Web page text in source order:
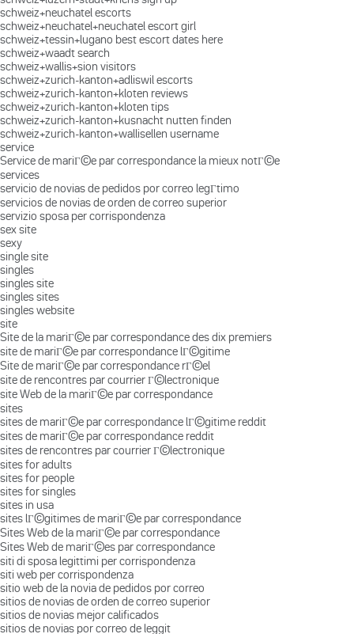
schweiz+neuchatel escorts
schweiz+neuchatel+neuchatel escort girl
schweiz+tessin+lugano best escort dates here
schweiz+waadt search
schweiz+wallis+sion visitors
schweiz+zurich-kanton+adliswil escorts
schweiz+zurich-kanton+kloten reviews
schweiz+zurich-kanton+kloten tips
schweiz+zurich-kanton+kusnacht nutten finden
schweiz+zurich-kanton+wallisellen username
service
Service de mariГ©e par correspondance la mieux notГ©e
services
servicio de novias de pedidos por correo legГ­timo
servicios de novias de orden de correo superior
servizio sposa per corrispondenza
sex site
sexy
single site
singles
singles site
singles sites
singles website
site
Site de la mariГ©e par correspondance des dix premiers
site de mariГ©e par correspondance lГ©gitime
Site de mariГ©e par correspondance rГ©el
site de rencontres par courrier Г©lectronique
site Web de la mariГ©e par correspondance
sites
sites de mariГ©e par correspondance lГ©gitime reddit
sites de mariГ©e par correspondance reddit
sites de rencontres par courrier Г©lectronique
sites for adults
sites for people
sites for singles
sites in usa
sites lГ©gitimes de mariГ©e par correspondance
Sites Web de la mariГ©e par correspondance
Sites Web de mariГ©es par correspondance
siti di sposa legittimi per corrispondenza
siti web per corrispondenza
sitio web de la novia de pedidos por correo
sitios de novias de orden de correo superior
sitios de novias mejor calificados
sitios de novias por correo de leggit